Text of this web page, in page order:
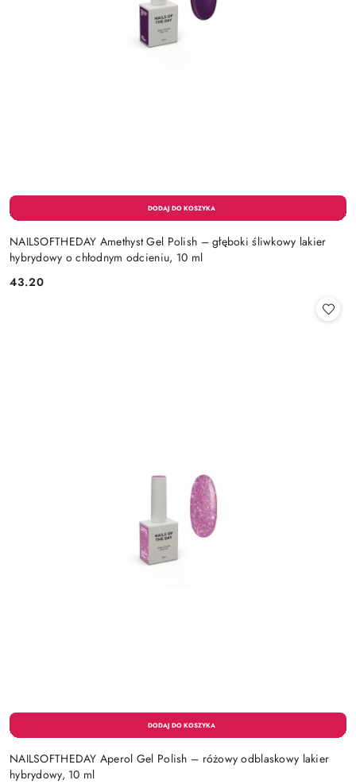
NAILSOFTHEDAY Amethyst Gel Polish – głęboki śliwkowy lakier
hybrydowy o chłodnym odcieniu, 10 ml
Cena:
43.20
NAILSOFTHEDAY Aperol Gel Polish – różowy odblaskowy lakier
hybrydowy, 10 ml